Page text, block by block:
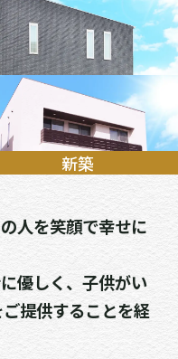
新築
人を笑顔で幸せに
優しく、子供がい
提供することを経